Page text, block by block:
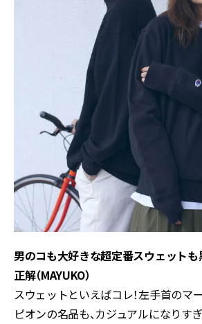
男のコも大好きな超定番スウェット
正解（MAYUKO）
スウェットといえばコレ！左手首のマ
ピオンの名品も、カジュアルになりす